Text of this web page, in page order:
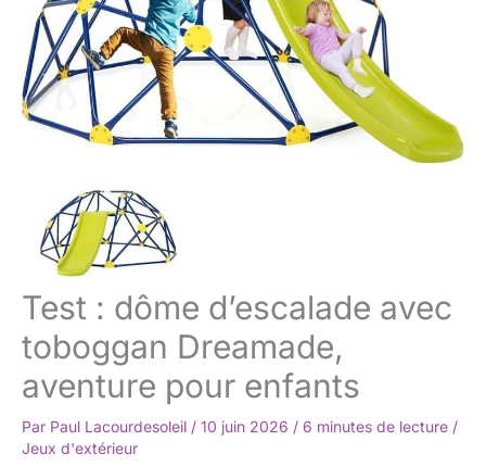
Test : dôme d’escalade avec
toboggan Dreamade,
aventure pour enfants
Par Paul Lacourdesoleil / 10 juin 2026 / 6 minutes de lecture /
Jeux d'extérieur